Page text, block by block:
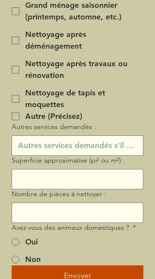
Grand ménage saisonnier
(printemps, automne, etc.)
Nettoyage après
déménagement
Nettoyage après travaux ou
rénovation
Nettoyage de tapis et
moquettes
Autre (Précisez)
Autres services demandés :
Superficie approximative (pi² ou m²) :
Nombre de pièces à nettoyer :
Avez-vous des animaux domestiques ? *
Oui
Non
Envoyer